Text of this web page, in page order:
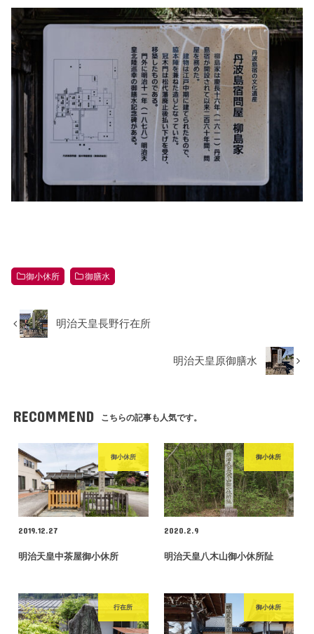
御小休所 御膳水
明治天皇長野行在所
明治天皇原御膳水
RECOMMEND こちらの記事も人気です。
御小休所
2019.12.27
明治天皇中茶屋御小休所
御小休所
2020.2.9
明治天皇八木山御小休所阯
行在所 御小休所